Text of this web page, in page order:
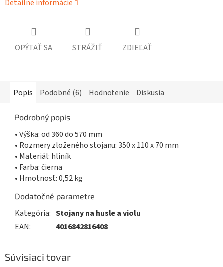
Detailné informácie
OPÝTAŤ SA STRÁŽIŤ ZDIEĽAŤ
Popis Podobné (6) Hodnotenie Diskusia
Podrobný popis
• Výška: od 360 do 570 mm
• Rozmery zloženého stojanu: 350 x 110 x 70 mm
• Materiál: hliník
• Farba: čierna
• Hmotnosť: 0,52 kg
Dodatočné parametre
Kategória: Stojany na husle a violu
EAN: 4016842816408
Súvisiaci tovar